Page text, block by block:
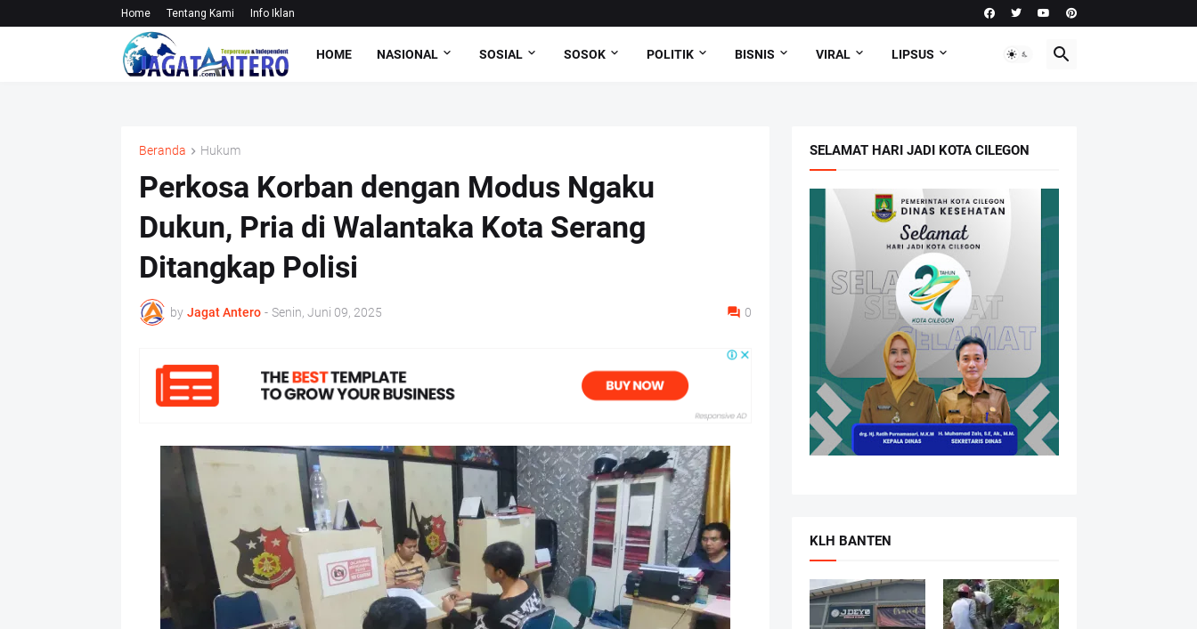
Home Tentang Kami Info Iklan
HOME NASIONAL SOSIAL SOSOK POLITIK BISNIS VIRAL LIPSUS
Beranda Hukum
Perkosa Korban dengan Modus Ngaku
Dukun, Pria di Walantaka Kota Serang
Ditangkap Polisi
by Jagat Antero - Senin, Juni 09, 2025 0
SELAMAT HARI JADI KOTA CILEGON
KLH BANTEN